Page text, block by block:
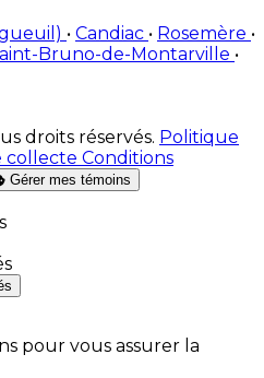
• Candiac • Rosemère •
Bruno-de-Montarville •
droits réservés. Politique
collecte Conditions
Gérer mes témoins
pour vous assurer la